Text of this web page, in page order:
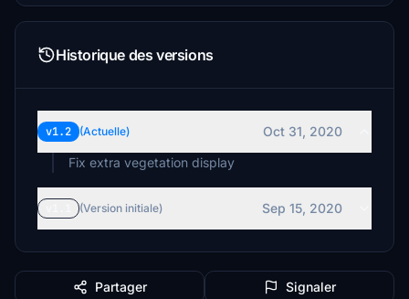
Historique des versions
v1.2 (Actuelle)
Oct 31, 2020
Fix extra vegetation display
(Version initiale) Sep 15, 2020
Partager Signaler